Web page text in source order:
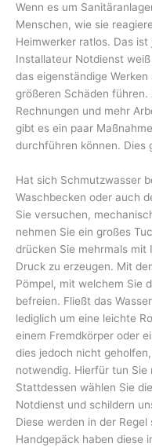
Wenn es um
Menschen, wie sie
Heimwerker ratlos. Das
Installateur Notdienst
das eigenständige
größeren Schäden führen.
Rechnungen und mehr
gibt es ein paar
durchführen können. Dies
Hat sich Schmutzwasser
Waschbecken oder auch
Sie versuchen,
nehmen Sie ein großes
drücken Sie mehrmals mit
Druck zu erzeugen. Mit
Pömpel, mit welchem Sie
befreien. Fließt das
lediglich um eine leichte
einem Fremdkörper oder
dies jedoch nicht
notwendig. Hierfür tun
Stattdessen wählen Sie
Notdienst und schildern
Diese werden in der
Handgepäck haben diese